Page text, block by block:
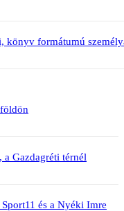
Gazdagréti térnél
és a Nyéki Imre
könyv formátumú